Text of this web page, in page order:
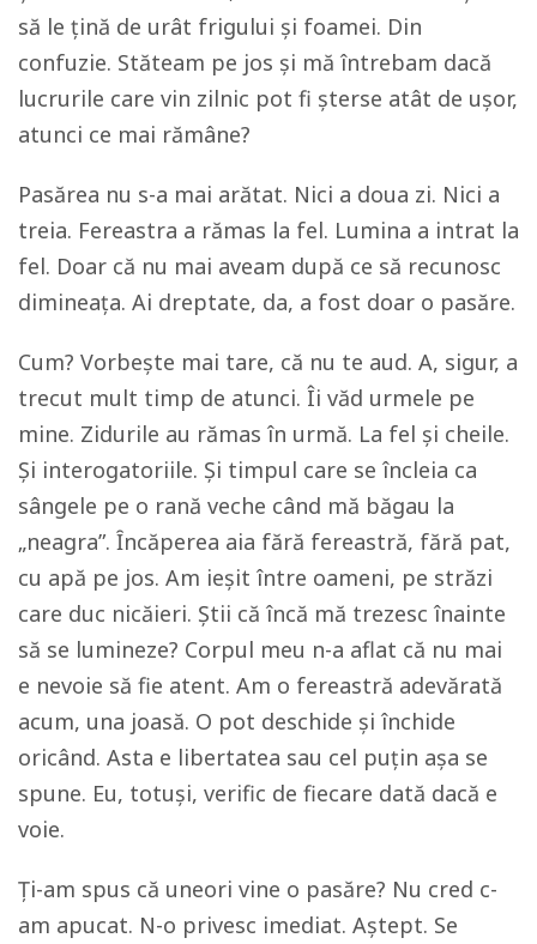
să le ţină de urât frigului și foamei. Din
confuzie. Stăteam pe jos și mă întrebam dacă
lucrurile care vin zilnic pot fi șterse atât de ușor,
atunci ce mai rămâne?
Pasărea nu s-a mai arătat. Nici a doua zi. Nici a
treia. Fereastra a rămas la fel. Lumina a intrat la
fel. Doar că nu mai aveam după ce să recunosc
dimineața. Ai dreptate, da, a fost doar o pasăre.
Cum? Vorbește mai tare, că nu te aud. A, sigur, a
trecut mult timp de atunci. Îi văd urmele pe
mine. Zidurile au rămas în urmă. La fel și cheile.
Şi interogatoriile. Şi timpul care se încleia ca
sângele pe o rană veche când mă băgau la
„neagra”. Ȋncăperea aia fără fereastră, fără pat,
cu apă pe jos. Am ieșit între oameni, pe străzi
care duc nicăieri. Ştii că încă mă trezesc înainte
să se lumineze? Corpul meu n-a aflat că nu mai
e nevoie să fie atent. Am o fereastră adevărată
acum, una joasă. O pot deschide și închide
oricând. Asta e libertatea sau cel puţin așa se
spune. Eu, totuși, verific de fiecare dată dacă e
voie.
Ți-am spus că uneori vine o pasăre? Nu cred c-
am apucat. N-o privesc imediat. Aștept. Se